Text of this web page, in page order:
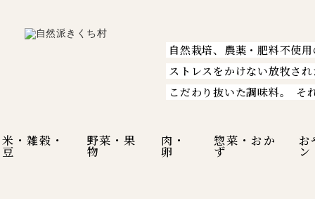
自然栽培、農薬・肥料不使
ストレスをかけない放牧さ
こだわり抜いた調味料。
そ
米・雑穀・
豆
野菜・果
物
肉・
卵
惣菜・おか
ず
お
ン